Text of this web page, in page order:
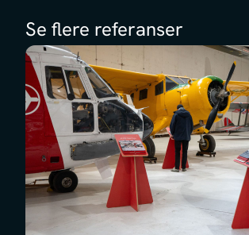
Se flere referanser